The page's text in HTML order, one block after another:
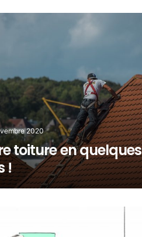
2020
toiture en quelques
!